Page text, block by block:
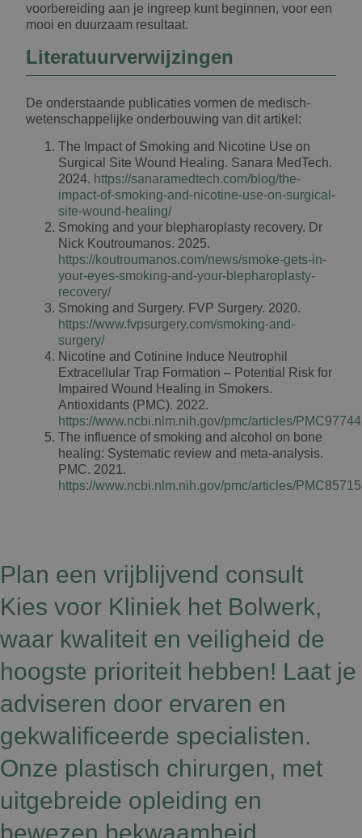
voorbereiding aan je ingreep kunt beginnen, voor een
mooi en duurzaam resultaat.
Literatuurverwijzingen
De onderstaande publicaties vormen de medisch-
wetenschappelijke onderbouwing van dit artikel:
The Impact of Smoking and Nicotine Use on
Surgical Site Wound Healing. Sanara MedTech.
2024. https://sanaramedtech.com/blog/the-
impact-of-smoking-and-nicotine-use-on-surgical-
site-wound-healing/
Smoking and your blepharoplasty recovery. Dr
Nick Koutroumanos. 2025.
https://koutroumanos.com/news/smoke-gets-in-
your-eyes-smoking-and-your-blepharoplasty-
recovery/
Smoking and Surgery. FVP Surgery. 2020.
https://www.fvpsurgery.com/smoking-and-
surgery/
Nicotine and Cotinine Induce Neutrophil
Extracellular Trap Formation – Potential Risk for
Impaired Wound Healing in Smokers.
Antioxidants (PMC). 2022.
https://www.ncbi.nlm.nih.gov/pmc/articles/
The influence of smoking and alcohol on bone
healing: Systematic review and meta-analysis.
PMC. 2021.
https://www.ncbi.nlm.nih.gov/pmc/articles/
Plan een vrijblijvend consult
Kies voor Kliniek het Bolwerk,
waar kwaliteit en veiligheid de
hoogste prioriteit hebben! Laat je
adviseren door ervaren en
gekwalificeerde specialisten.
Onze plastisch chirurgen, met
uitgebreide opleiding en